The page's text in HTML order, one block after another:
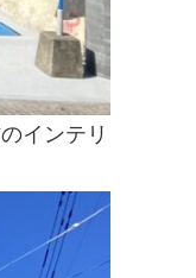
インテリ